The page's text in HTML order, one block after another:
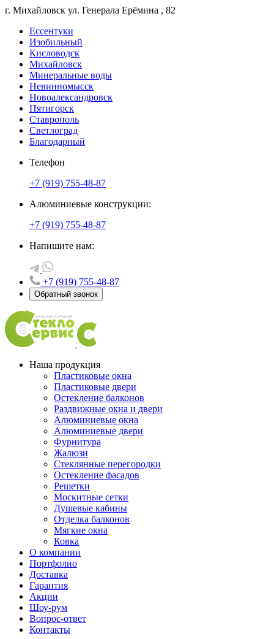
г. Михайловск ул. Генерала Ерёмина , 82
Ессентуки
Изобильный
Кисловодск
Михайловск
Минеральные воды
Невинномысск
Новоалександровск
Пятигорск
Ставрополь
Светлоград
Благодарный
Телефон
+7 (919) 755-48-87
Алюминиевые конструкции:
+7 (919) 755-48-87
Напишите нам:
+7 (919) 755-48-87
Обратный звонок
Наша продукция
Пластиковые окна
Пластиковые двери
Остекление балконов
Раздвижные окна и двери
Алюминиевые окна
Алюминиевые двери
Фурнитура
Жалюзи
Стеклянные перегородки
Остекление фасадов
Решетки
Москитные сетки
Душевые кабины
Отделка балконов
Мягкие окна
Ковка
О компании
Портфолио
Доставка
Гарантия
Акции
Шоу-рум
Вопрос-ответ
Контакты